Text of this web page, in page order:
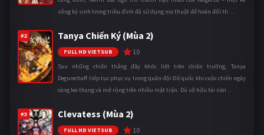
sống ký sinh trong triều đình đã sử dụng ma thuật để hoán đổi th ...
#2 Tanya Chiến Ký (Mùa 2)
FULL HD VIETSUB 10
Sau những chiến thắng đầy khốc liệt trên chiến trường, Tanya
Degurechaff tiếp tục phục vụ trong quân đội Đế quốc khi cuộc chiến ngày
càng leo thang và mở rộng trên nhiều mặt trận. Dù sở hữu tài năn ...
#3 Clevatess (Mùa 2)
FULL HD VIETSUB 10